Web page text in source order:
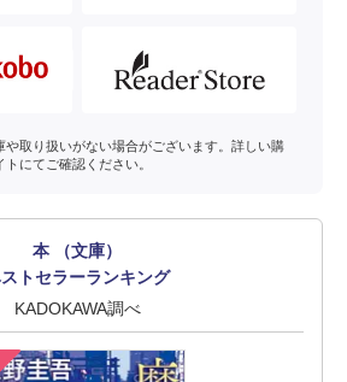
取り扱いがない場合がございます。詳しい購
にてご確認ください。
本 （文庫）
トセラーランキング
KADOKAWA調べ